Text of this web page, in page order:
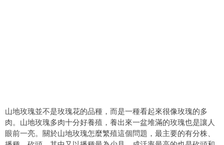
山地玫瑰並不是玫瑰花的品種，而是一種看起來很像玫瑰的多
肉。山地玫瑰多肉十分好養殖，養出來一盆堆滿的玫瑰也是讓人
眼前一亮。關於山地玫瑰怎麼繁殖這個問題，最主要的有分株、